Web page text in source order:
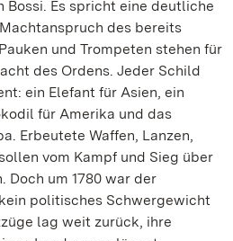
Bossi. Es spricht eine deutliche
des bereits
und Trompeten stehen für
des Ordens. Jeder Schild
ein Elefant für Asien, ein
für Amerika und das
Erbeutete Waffen, Lanzen,
vom Kampf und Sieg über
Doch um 1780 war der
politisches Schwergewicht
lag weit zurück, ihre